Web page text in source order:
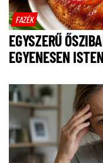
FAZÉK
EGYSZERŰ
EGYENESEN